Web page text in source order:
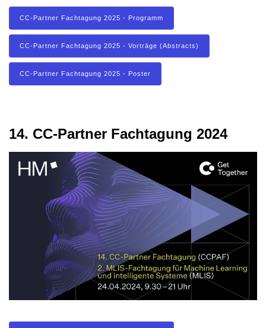
CC-Partner Fachtagung 2025 - Programm
CC-Partner Fachtagung 2025 - Vorträge (Abstracts)
CC-Partner Fachtagung 2025 - Poster
14. CC-Partner Fachtagung 2024